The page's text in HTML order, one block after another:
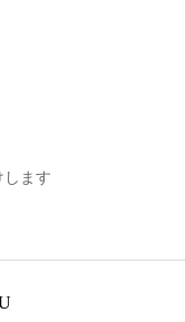
します